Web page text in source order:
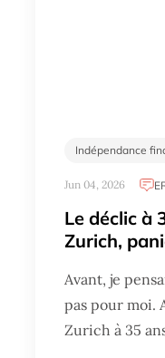
Indépendance
Jun 04, 2026
Le déclic à
Zurich,
Avant, je
pas pour moi.
Zurich à 35